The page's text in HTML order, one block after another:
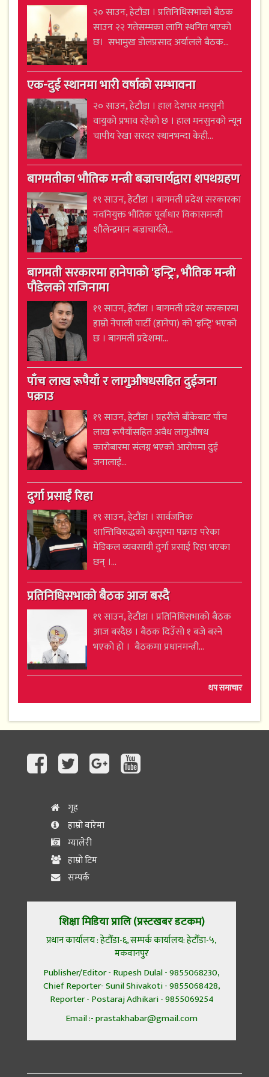
२० साउन, हेटौंडा । प्रतिनिधिसभाको बैठक
साउन २२ गतेसम्मका लागि स्थगित भएको
छ। सभामुख डोलप्रसाद अर्यालले बैठक...
एक-दुई स्थानमा भारी वर्षाको सम्भावना
२० साउन, हेटौंडा । हाल देशभर मनसुनी
वायुको प्रभाव रहेको छ । हाल मनसुनको न्यून
चापीय रेखा सरदर स्थानभन्दा केही...
बागमतीका भौतिक मन्त्री बज्राचार्यद्वारा शपथग्रहण
१९ साउन, हेटौंडा । बागमती प्रदेश सरकारका
नवनियुक्त भौतिक पूर्वाधार विकासमन्त्री
शौलेन्द्रमान बज्राचार्यले...
बागमती सरकारमा हानेपाको 'इन्ट्रि', भौतिक मन्त्री
पौडेलको राजिनामा
१९ साउन, हेटौंडा । बागमती प्रदेश सरकारमा
हाम्रो नेपाली पार्टी (हानेपा) को 'इन्ट्रि' भएको
छ । बागमती प्रदेशमा...
पाँच लाख रूपैयाँ र लागुऔषधसहित दुईजना
पक्राउ
१९ साउन, हेटौंडा । प्रहरीले बाँकेबाट पाँच
लाख रूपैयाँसहित अवैध लागुऔषध
कारोबारमा संलग्न भएको आरोपमा दुई
जनालाई...
दुर्गा प्रसाईं रिहा
१९ साउन, हेटौंडा । सार्वजनिक
शान्तिविरुद्धको कसुरमा पक्राउ परेका
मेडिकल व्यवसायी दुर्गा प्रसाईं रिहा भएका
छन् ।...
प्रतिनिधिसभाको बैठक आज बस्दै
१९ साउन, हेटौंडा । प्रतिनिधिसभाको बैठक
आज बस्दैछ । बैठक दिउँसो १ बजे बस्ने
भएको हो । बैठकमा प्रधानमन्त्री...
थप समाचार
गृह
हाम्रो बारेमा
ग्यालेरी
हाम्रो टिम
सम्पर्क
शिक्षा मिडिया प्रालि (प्रस्टखबर डटकम)
प्रधान कार्यालय : हेटौँडा-६, सम्पर्क कार्यालय: हेटौँडा-५,
मकवानपुर
Publisher/Editor - Rupesh Dulal - 9855068230,
Chief Reporter- Sunil Shivakoti - 9855068428,
Reporter - Postaraj Adhikari - 9855069254
Email :- prastakhabar@gmail.com